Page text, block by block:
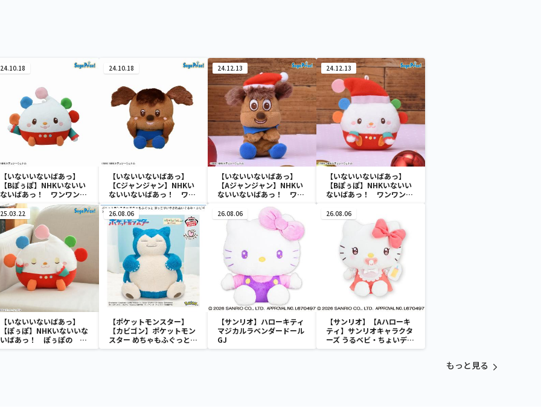
24.10.18
【いないいないばあっ】
【Bぽぅぽ】NHKいないい
ないばあっ！ ワンワン＆
ぽぅぽ＆ジャンジャンのぬ
いぐるみ
24.10.18
【いないいないばあっ】
【Cジャンジャン】NHKい
ないいないばあっ！ ワン
ワン＆ぽぅぽ＆ジャンジャ
ンのぬいぐるみ
24.12.13
【いないいないばあっ】
【Aジャンジャン】NHKい
ないいないばあっ！ ワン
ンの & you マスコッ
ト ～クリスマス～
24.12.13
【いないいないばあっ】
【Bぽぅぽ】NHKいないい
ないばあっ！ ワンワン＆
& you マスコット ～ク
リスマス～
25.03.22
【いないいないばあっ】
【ぽぅぽ】NHKいないいな
いばあっ！ ぽぅぽの L
ぬいぐるみ ～すやすや～
26.08.06
【ポケットモンスター】
【カビゴン】ポケットモン
スター めちゃもふぐっと
ほっこりいやされぬいぐる
26.08.06
【サンリオ】ハローキティ
マジカルラベンダードール
GJ
26.08.06
【サンリオ】【Aハローキ
ティ】サンリオキャラクタ
ーズ うるベビ・ちょいデカ
ドール
もっと見る